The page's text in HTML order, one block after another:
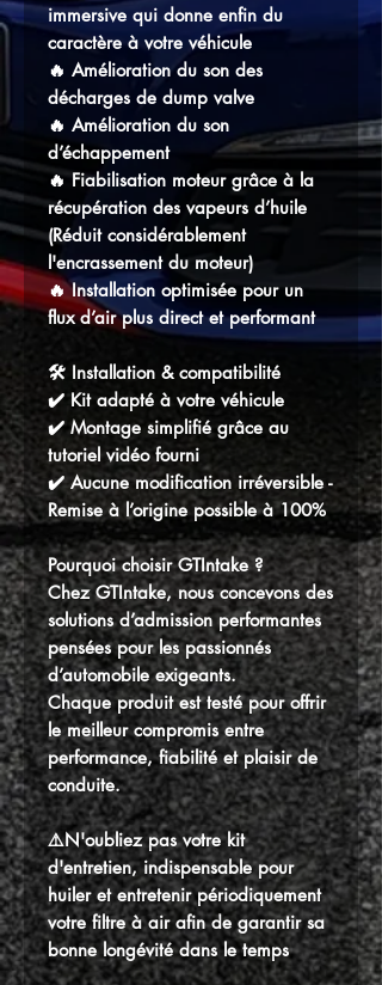
immersive qui donne enfin du
caractère à votre véhicule
🔥 Amélioration du son des
décharges de dump valve
🔥 Amélioration du son
d’échappement
🔥 Fiabilisation moteur grâce à la
récupération des vapeurs d’huile
(Réduit considérablement
l'encrassement du moteur)
🔥 Installation optimisée pour un
flux d’air plus direct et performant
🛠️ Installation & compatibilité
✔️ Kit adapté à votre véhicule
✔️ Montage simplifié grâce au
tutoriel vidéo fourni
✔️ Aucune modification irréversible -
Remise à l’origine possible à 100%
Pourquoi choisir GTIntake ?
Chez GTIntake, nous concevons des
solutions d’admission performantes
pensées pour les passionnés
d’automobile exigeants.
Chaque produit est testé pour offrir
le meilleur compromis entre
performance, fiabilité et plaisir de
conduite.
⚠️N'oubliez pas votre kit
d'entretien, indispensable pour
huiler et entretenir périodiquement
votre filtre à air afin de garantir sa
bonne longévité dans le temps